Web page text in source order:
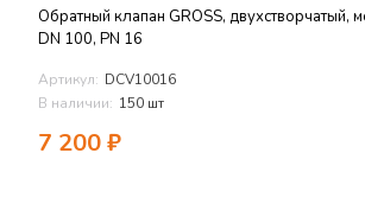
Обратный клапан GROSS,
DN 100, PN 16
Артикул: DCV10016
В наличии: 150 шт
7 200₽